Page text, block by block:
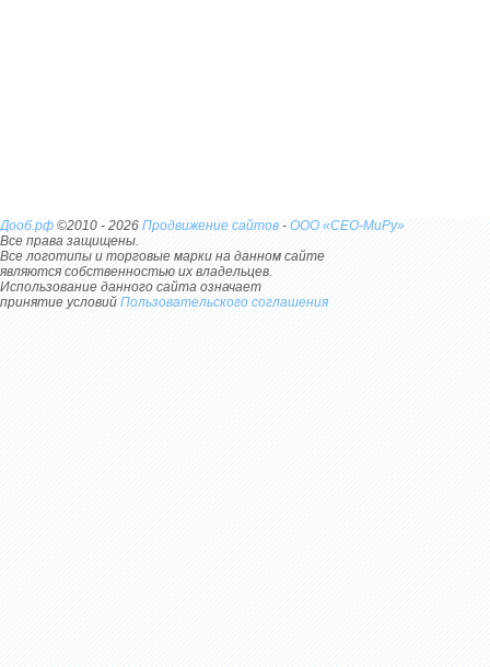
Дооб.рф©2010 - 2026Продвижение сайтов-ООО «СЕО-МиРу»
Все права защищены.
Все логотипы и торговые марки на данном сайте
являются собственностью их владельцев.
Использование данного сайта означает
принятие условийПользовательского соглашения